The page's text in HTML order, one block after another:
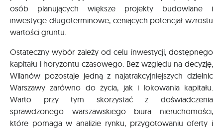
osób planujących większe projekty budowlane i
inwestycje długoterminowe, ceniących potencjał wzrostu
wartości gruntu.
Ostateczny wybór zależy od celu inwestycji, dostępnego
kapitału i horyzontu czasowego. Bez względu na decyzję,
Wilanów pozostaje jedną z najatrakcyjniejszych dzielnic
Warszawy zarówno do życia, jak i lokowania kapitału.
Warto przy tym skorzystać z doświadczenia
sprawdzonego warszawskiego biura nieruchomości,
które pomaga w analizie rynku, przygotowaniu oferty i